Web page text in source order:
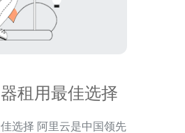
租用最佳选择
中国领先